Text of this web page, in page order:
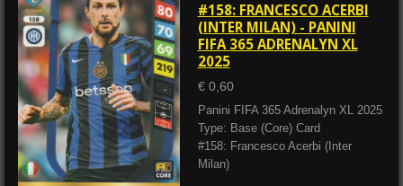
#158: FRANCESCO ACERBI
(INTER MILAN) - PANINI
FIFA 365 ADRENALYN XL
2025
€ 0,60
Panini FIFA 365 Adrenalyn XL 2025
Type: Base (Core) Card
#158: Francesco Acerbi (Inter
Milan)